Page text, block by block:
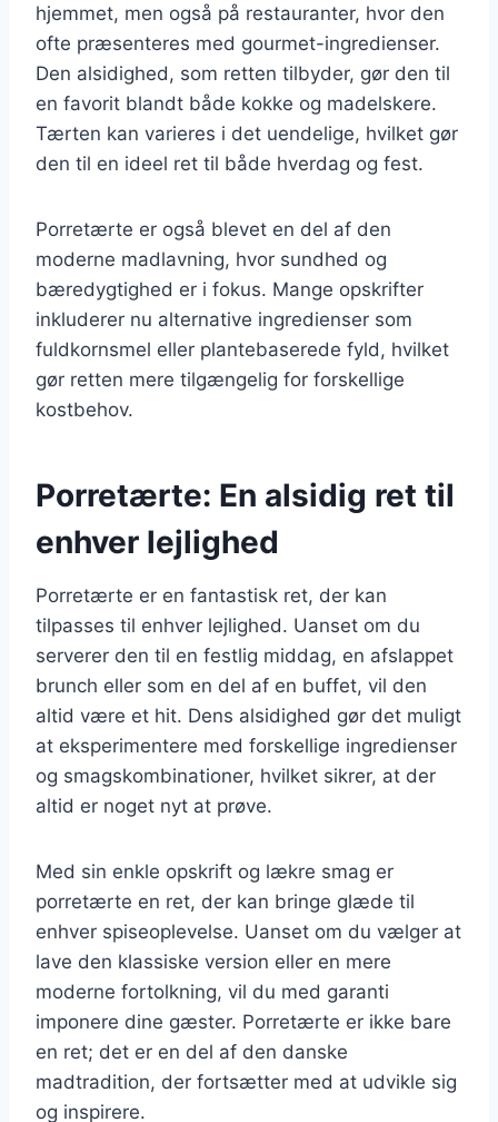
hjemmet, men også på restauranter, hvor den
ofte præsenteres med gourmet-ingredienser.
Den alsidighed, som retten tilbyder, gør den til
en favorit blandt både kokke og madelskere.
Tærten kan varieres i det uendelige, hvilket gør
den til en ideel ret til både hverdag og fest.
Porretærte er også blevet en del af den
moderne madlavning, hvor sundhed og
bæredygtighed er i fokus. Mange opskrifter
inkluderer nu alternative ingredienser som
fuldkornsmel eller plantebaserede fyld, hvilket
gør retten mere tilgængelig for forskellige
kostbehov.
Porretærte: En alsidig ret til
enhver lejlighed
Porretærte er en fantastisk ret, der kan
tilpasses til enhver lejlighed. Uanset om du
serverer den til en festlig middag, en afslappet
brunch eller som en del af en buffet, vil den
altid være et hit. Dens alsidighed gør det muligt
at eksperimentere med forskellige ingredienser
og smagskombinationer, hvilket sikrer, at der
altid er noget nyt at prøve.
Med sin enkle opskrift og lækre smag er
porretærte en ret, der kan bringe glæde til
enhver spiseoplevelse. Uanset om du vælger at
lave den klassiske version eller en mere
moderne fortolkning, vil du med garanti
imponere dine gæster. Porretærte er ikke bare
en ret; det er en del af den danske
madtradition, der fortsætter med at udvikle sig
og inspirere.